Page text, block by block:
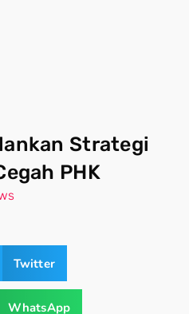
Strategi
PHK
Twitter
WhatsApp